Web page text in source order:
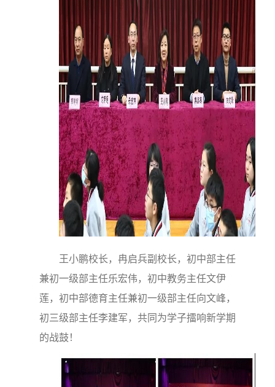
王小鹏校长，冉启兵副校长，初中部主任
兼初一级部主任乐宏伟，初中教务主任文伊
莲，初中部德育主任兼初一级部主任向文峰，
初三级部主任李建军，共同为学子擂响新学期
的战鼓！